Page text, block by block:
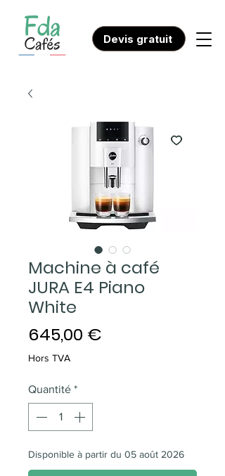
Devis gratuit
Machine à café
JURA E4 Piano
White
645,00 €
Hors TVA
Quantité *
Disponible à partir du 05 août 2026